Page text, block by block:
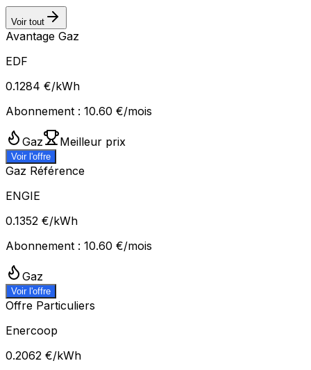
Voir tout
Avantage Gaz
EDF
0.1284 €/kWh
Abonnement : 10.60 €/mois
Gaz Meilleur prix
Voir l'offre
Gaz Référence
ENGIE
0.1352 €/kWh
Abonnement : 10.60 €/mois
Gaz
Voir l'offre
Offre Particuliers
Enercoop
0.2062 €/kWh